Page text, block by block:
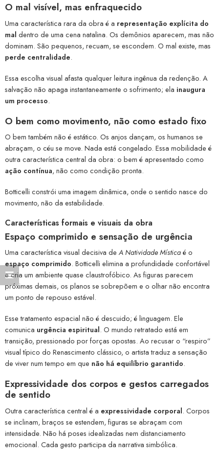
O mal visível, mas enfraquecido
Uma característica rara da obra é a representação explícita do
mal dentro de uma cena natalina. Os demônios aparecem, mas não
dominam. São pequenos, recuam, se escondem. O mal existe, mas
perde centralidade.
Essa escolha visual afasta qualquer leitura ingênua da redenção. A
salvação não apaga instantaneamente o sofrimento; ela inaugura
um processo.
O bem como movimento, não como estado fixo
O bem também não é estático. Os anjos dançam, os humanos se
abraçam, o céu se move. Nada está congelado. Essa mobilidade é
outra característica central da obra: o bem é apresentado como
ação contínua, não como condição pronta.
Botticelli constrói uma imagem dinâmica, onde o sentido nasce do
movimento, não da estabilidade.
Características formais e visuais da obra
Espaço comprimido e sensação de urgência
Uma característica visual decisiva de A Natividade Místicaé o
espaço comprimido. Botticelli elimina a profundidade confortável
e cria um ambiente quase claustrofóbico. As figuras parecem
próximas demais, os planos se sobrepõem e o olhar não encontra
um ponto de repouso estável.
Esse tratamento espacial não é descuido; é linguagem. Ele
comunica urgência espiritual. O mundo retratado está em
transição, pressionado por forças opostas. Ao recusar o “respiro”
visual típico do Renascimento clássico, o artista traduz a sensação
de viver num tempo em que não há equilíbrio garantido.
Expressividade dos corpos e gestos carregados
de sentido
Outra característica central é a expressividade corporal. Corpos
se inclinam, braços se estendem, figuras se abraçam com
intensidade. Não há poses idealizadas nem distanciamento
emocional. Cada gesto participa da narrativa simbólica.